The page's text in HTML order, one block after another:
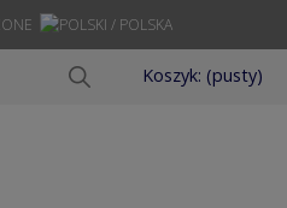
Koszyk: (pusty)